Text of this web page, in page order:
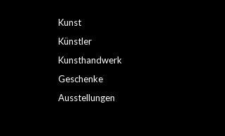
Kunst
Künstler
Kunsthandwerk
Geschenke
Ausstellungen